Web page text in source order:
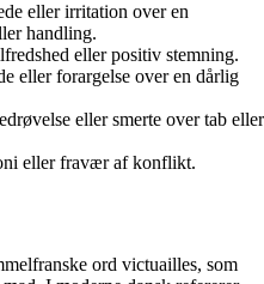
eller irritation over en
handling.
eller positiv stemning.
eller forargelse over en dårlig
eller smerte over tab eller
eller fravær af konflikt.
ord victuailles, som